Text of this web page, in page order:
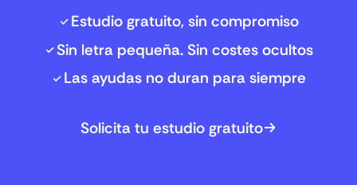
Estudio gratuito, sin compromiso
Sin letra pequeña. Sin costes ocultos
Las ayudas no duran para siempre
Solicita tu estudio gratuito